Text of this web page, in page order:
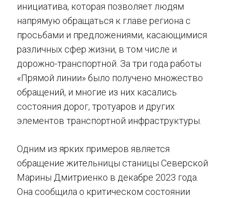
инициатива, которая позволяет людям
напрямую обращаться к главе региона с
просьбами и предложениями, касающимися
различных сфер жизни, в том числе и
дорожно-транспортной. За три года работы
«Прямой линии» было получено множество
обращений, и многие из них касались
состояния дорог, тротуаров и других
элементов транспортной инфраструктуры.
Одним из ярких примеров является
обращение жительницы станицы Северской
Марины Дмитриенко в декабре 2023 года.
Она сообщила о критическом состоянии